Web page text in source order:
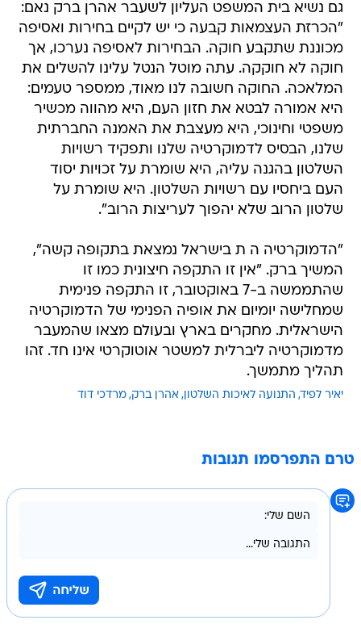
גם נשיא בית המשפט העליון לשעבר אהרן ברק נאם:
"הכרזת העצמאות קבעה כי יש לקיים בחירות ואסיפה
מכוננת שתקבע חוקה. הבחירות לאסיפה נערכו, אך
חוקה לא חוקקה. עתה מוטל הנטל עלינו להשלים את
המלאכה. החוקה חשובה לנו מאוד, ממספר טעמים:
היא אמורה לבטא את חזון העם, היא מהווה מכשיר
משפטי וחינוכי, היא מעצבת את האמנה החברתית
שלנו, הבסיס לדמוקרטיה שלנו ותפקיד רשויות
השלטון בהגנה עליה, היא שומרת על זכויות יסוד
העם ביחסיו עם רשויות השלטון. היא שומרת על
שלטון הרוב שלא יהפוך לעריצות הרוב".
"הדמוקרטיה ה ת בישראל נמצאת בתקופה קשה",
המשיך ברק. "אין זו התקפה חיצונית כמו זו
שהתממשה ב-7 באוקטובר, זו התקפה פנימית
שמחלישה יומיום את אופיה הפנימי של הדמוקרטיה
הישראלית. מחקרים בארץ ובעולם מצאו שהמעבר
מדמוקרטיה ליברלית למשטר אוטוקרטי אינו חד. זהו
תהליך מתמשך.
יאיר לפיד התנועה לאיכות השלטון אהרן ברק מרדכי דוד
טרם התפרסמו תגובות